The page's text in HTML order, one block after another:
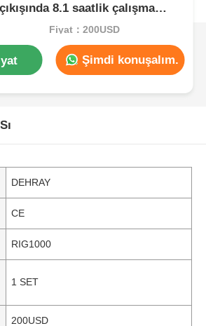
8.1 saatlik çalışma
mobil uygulamalar için DC12V
Fiyat：200USD
Şimdi konuşalım.
DEHRAY
CE
RIG1000
1 SET
200USD